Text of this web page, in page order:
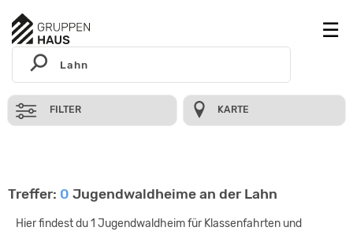
FILTER KARTE
Treffer: 0 Jugendwaldheime an der Lahn
Hier findest du 1 Jugendwaldheim für Klassenfahrten und